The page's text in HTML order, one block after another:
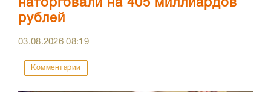
наторговали на 405 миллиардов
рублей
03.08.202608:19
Комментарии